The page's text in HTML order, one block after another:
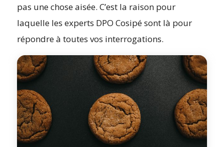
pas une chose aisée. C’est la raison pour
laquelle les experts DPO Cosipé sont là pour
répondre à toutes vos interrogations.